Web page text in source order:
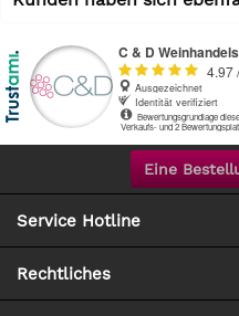
Eine
Service Hotline
Rechtliches